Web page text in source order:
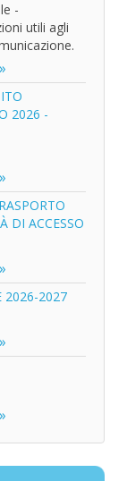
-
utili agli
2026 -
DI ACCESSO
2026-2027